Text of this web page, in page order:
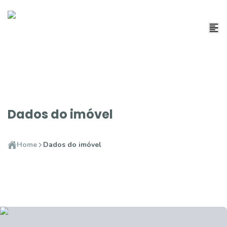
Dados do imóvel
Home Dados do imóvel